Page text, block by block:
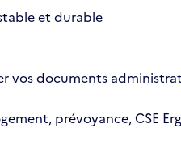
et durable
vos documents
prévoyance, CSE